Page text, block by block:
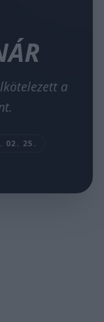
a
02. 25.